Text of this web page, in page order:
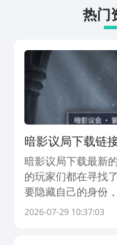
热门
暗影议局下载链
暗影议局下载最新
的玩家们都在寻找
要隐藏自己的身份
人的信任，小编这
2026-07-29 10:37:03